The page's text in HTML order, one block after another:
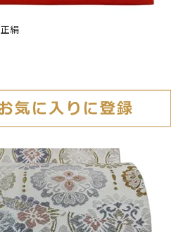
絹